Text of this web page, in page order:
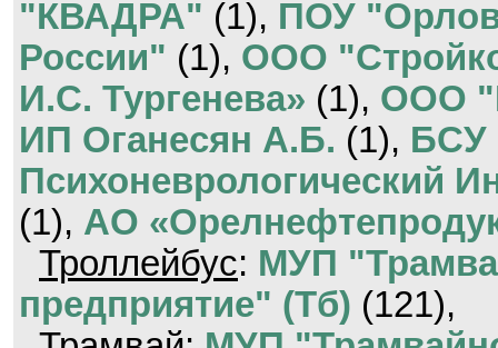
"КВАДРА" (1), ПОУ
России" (1), ООО
И.С. Тургенева» (1), ООО
ИП Оганесян А.Б. (1), БСУ
Психоневрологический
(1), АО
Троллейбус: МУП
предприятие" (Тб) (121),